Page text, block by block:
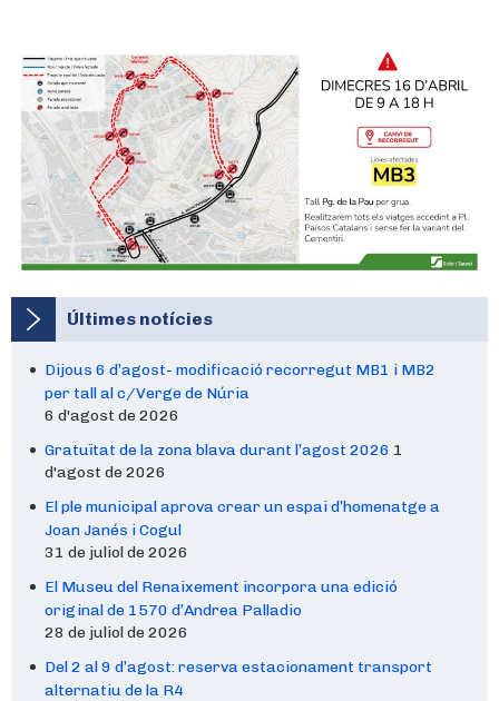
Últimes notícies
Dijous 6 d’agost- modificació recorregut MB1 i MB2
per tall al c/Verge de Núria
6 d'agost de 2026
Gratuïtat de la zona blava durant l’agost 2026 1
d'agost de 2026
El ple municipal aprova crear un espai d’homenatge a
Joan Janés i Cogul
31 de juliol de 2026
El Museu del Renaixement incorpora una edició
original de 1570 d’Andrea Palladio
28 de juliol de 2026
Del 2 al 9 d’agost: reserva estacionament transport
alternatiu de la R4